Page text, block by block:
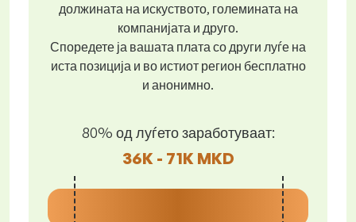
должината на искуството, големината на
компанијата и друго.
Споредете ја вашата плата со други луѓе на
иста позиција и во истиот регион бесплатно
и анонимно.
80% од луѓето заработуваат:
36K - 71K MKD